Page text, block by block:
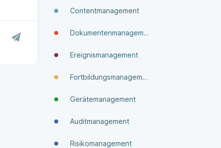
Contentmanagement
Dokumenten­manage­ment
Ereignismanagement
Fortbildungsmanagement
Gerätemanagement
Auditmanagement
Risikomanagement